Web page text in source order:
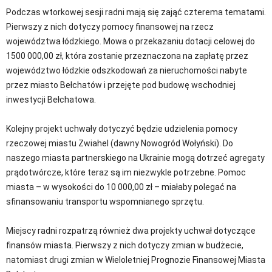
Podczas wtorkowej sesji radni mają się zająć czterema tematami.
Pierwszy z nich dotyczy pomocy finansowej na rzecz
województwa łódzkiego. Mowa o przekazaniu dotacji celowej do
1500 000,00 zł, która zostanie przeznaczona na zapłatę przez
województwo łódzkie odszkodowań za nieruchomości nabyte
przez miasto Bełchatów i przejęte pod budowę wschodniej
inwestycji Bełchatowa.
Kolejny projekt uchwały dotyczyć będzie udzielenia pomocy
rzeczowej miastu Zwiahel (dawny Nowogród Wołyński). Do
naszego miasta partnerskiego na Ukrainie mogą dotrzeć agregaty
prądotwórcze, które teraz są im niezwykle potrzebne. Pomoc
miasta – w wysokości do 10 000,00 zł – miałaby polegać na
sfinansowaniu transportu wspomnianego sprzętu.
Miejscy radni rozpatrzą również dwa projekty uchwał dotyczące
finansów miasta. Pierwszy z nich dotyczy zmian w budżecie,
natomiast drugi zmian w Wieloletniej Prognozie Finansowej Miasta